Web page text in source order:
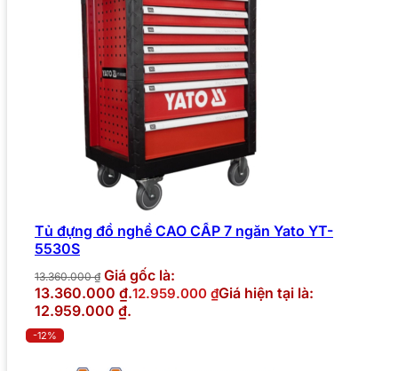
Tủ đựng đồ nghề CAO CẤP 7 ngăn Yato YT-
5530S
13.360.000₫ Giá gốc là:
13.360.000 ₫.12.959.000 ₫Giá hiện tại là:
12.959.000 ₫.
-12%